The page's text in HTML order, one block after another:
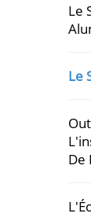
Le
Le
De